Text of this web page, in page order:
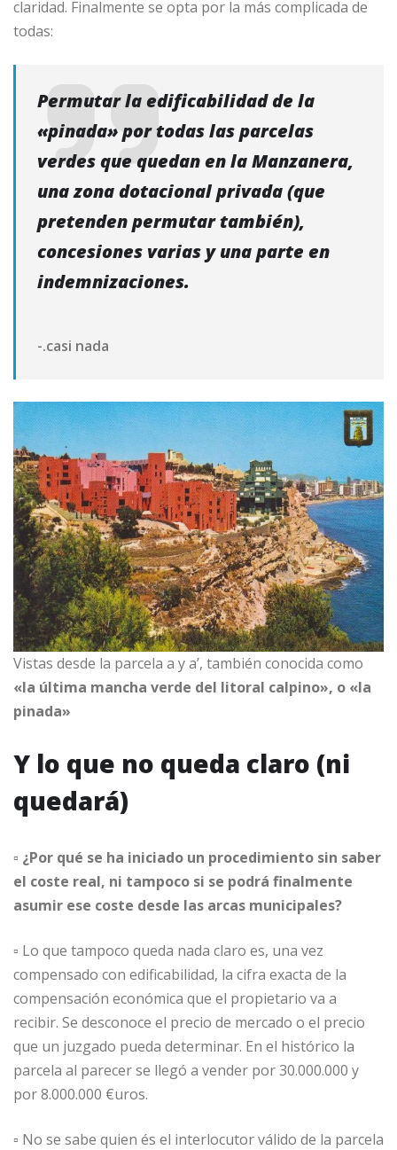
claridad. Finalmente se opta por la más complicada de
todas:
Permutar la edificabilidad de la
«pinada» por todas las parcelas
verdes que quedan en la Manzanera,
una zona dotacional privada (que
pretenden permutar también),
concesiones varias y una parte en
indemnizaciones.
-.casi nada
Vistas desde la parcela a y a’, también conocida como
«la última mancha verde del litoral calpino», o «la
pinada»
Y lo que no queda claro (ni
quedará)
▫ ¿Por qué se ha iniciado un procedimiento sin saber
el coste real, ni tampoco si se podrá finalmente
asumir ese coste desde las arcas municipales?
▫ Lo que tampoco queda nada claro es, una vez
compensado con edificabilidad, la cifra exacta de la
compensación económica que el propietario va a
recibir. Se desconoce el precio de mercado o el precio
que un juzgado pueda determinar. En el histórico la
parcela al parecer se llegó a vender por 30.000.000 y
por 8.000.000 €uros.
▫ No se sabe quien és el interlocutor válido de la parcela